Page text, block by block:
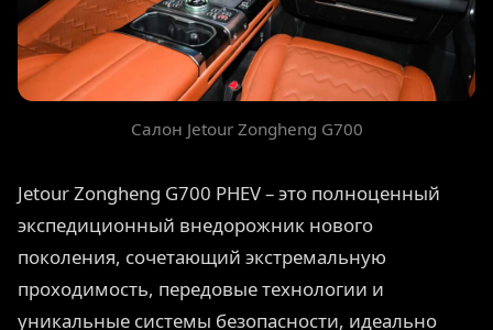
Салон Jetour Zongheng G700
Jetour Zongheng G700 PHEV – это полноценный
экспедиционный внедорожник нового
поколения, сочетающий экстремальную
проходимость, передовые технологии и
уникальные системы безопасности, идеально